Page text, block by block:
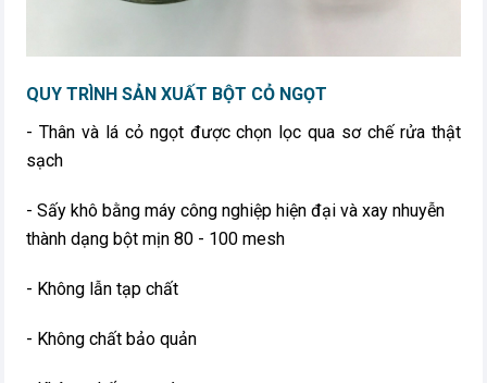
QUY TRÌNH SẢN XUẤT BỘT CỎ NGỌT
- Thân và lá cỏ ngọt được chọn lọc qua sơ chế rửa thật
sạch
- Sấy khô bằng máy công nghiệp hiện đại và xay nhuyễn
thành dạng bột mịn 80 - 100 mesh
- Không lẫn tạp chất
- Không chất bảo quản